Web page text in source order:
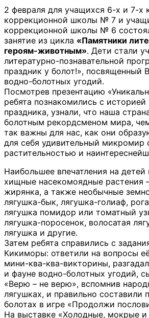
2 февраля для учащихся 6-х и 7-х
коррекционной школы № 7 и
коррекционной школы № 6
занятие из цикла «Памятники
героям-животным». Дети стали
литературно-познавательной
праздник у болот!», посвященный
водно-болотных угодий.
Посмотрев презентацию
ребята познакомились с историей
праздника, узнали, что наша
болотным рекордсменом мира,
так важны для нас, как они
для себя удивительный микромир
растительностью и
Наибольшее впечатления на детей
хищные насекомоядные растения
жирянка, а также необычные
лягушка-бык, лягушка-голиаф,
лягушка помидор или томатный
лягушка-поросенок, волосатая
лягушка и другие.
Затем ребята справились с
Кикиморы: ответили на вопросы
мини-ква-ква-викторины,
и фауне водно-болотных угодий,
«Верю – не верю», вспомнив
лягушках, и правильно составили
болотах в игре «Продолжи
На выставке «Холодные, мокрые и